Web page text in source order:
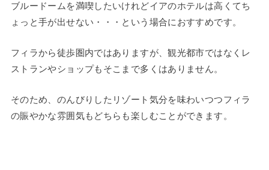
ブルードームを満喫したいけれどイアのホテルは高くてち
ょっと手が出せない・・・という場合におすすめです。
フィラから徒歩圏内ではありますが、観光都市ではなくレ
ストランやショップもそこまで多くはありません。
そのため、のんびりしたリゾート気分を味わいつつフィラ
の賑やかな雰囲気もどちらも楽しむことができます。